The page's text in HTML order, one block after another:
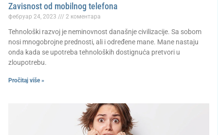
Zavisnost od mobilnog telefona
фебруар 24, 2023 2 коментара
Tehnološki razvoj je neminovnost današnje civilizacije. Sa sobom
nosi mnogobrojne prednosti, ali i određene mane. Mane nastaju
onda kada se upotreba tehnoloških dostignuća pretvori u
zloupotrebu.
Pročitaj više »